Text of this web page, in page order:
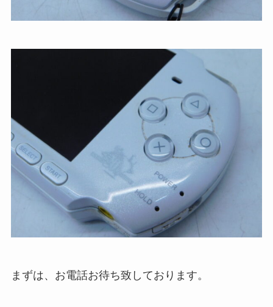
まずは、お電話お待ち致しております。